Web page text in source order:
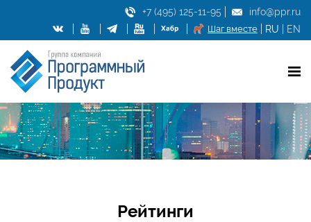
+7 (495) 125-11-95
info@ppr.ru
RU
EN
Шаг вместе
Рейтинги